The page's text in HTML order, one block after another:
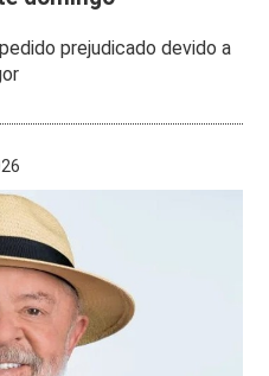
prejudicado devido a